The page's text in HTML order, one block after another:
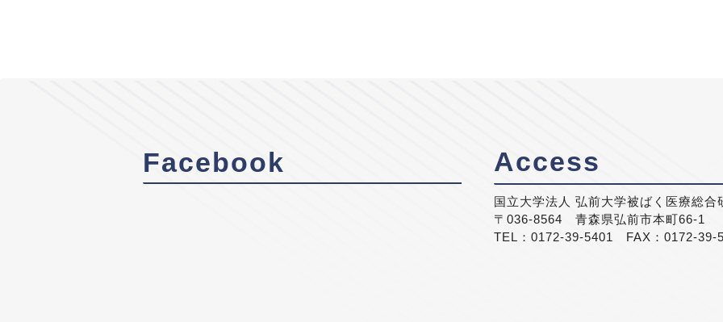
Facebook Access
国立大学法人 弘前大学被ばく医療総合
〒036-8564 青森県弘前市本町66-1
TEL：0172-39-5401 FAX：0172-39-